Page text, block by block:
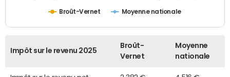
Broût-Vernet Moyenne nationale
Impôt sur le revenu 2025
Broût-
Vernet
Moyenne
nationale